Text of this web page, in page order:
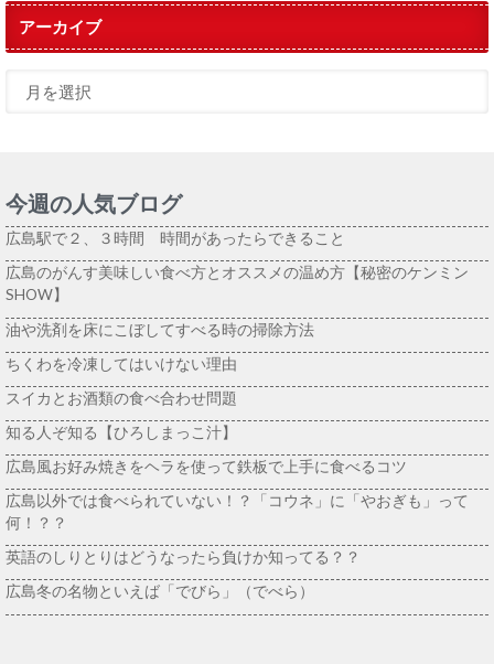
アーカイブ
今週の人気ブログ
広島駅で２、３時間 時間があったらできること
広島のがんす美味しい食べ方とオススメの温め方【秘密のケンミン
SHOW】
油や洗剤を床にこぼしてすべる時の掃除方法
ちくわを冷凍してはいけない理由
スイカとお酒類の食べ合わせ問題
知る人ぞ知る【ひろしまっこ汁】
広島風お好み焼きをヘラを使って鉄板で上手に食べるコツ
広島以外では食べられていない！？「コウネ」に「やおぎも」って
何！？？
英語のしりとりはどうなったら負けか知ってる？？
広島冬の名物といえば「でびら」（でべら）